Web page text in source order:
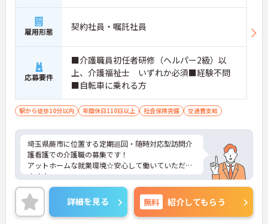
雇用形態 契約社員・嘱託社員
応募要件
■介護職員初任者研修（ヘルパー2級）以
上、介護福祉士 いずれか必須■経験不問
■自転車に乗れる方
駅から徒歩10分以内 年間休日110日以上 社会保険完備 交通費支給
埼玉県蕨市に位置する定期巡回・随時対応型訪問介
護看護での介護職の募集です！
アットホームな就業環境☆安心して働いていただけ
ます♪
ご興味ある方には、面接対策ポイントなど、さらに
詳細をお話しいたしますのでお気軽にご相談くださ
い。
詳細を見る 無料 紹介してもらう